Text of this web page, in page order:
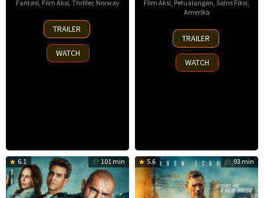
Fantasi Film Aksi Thriller, Norway
30
Nov
2025
TRAILER
WATCH
Film Aksi Petualangan Sains Fiksi
Amerika
8
Oct
2025
TRAILER
WATCH
6.1 101 min 5.6 93 min